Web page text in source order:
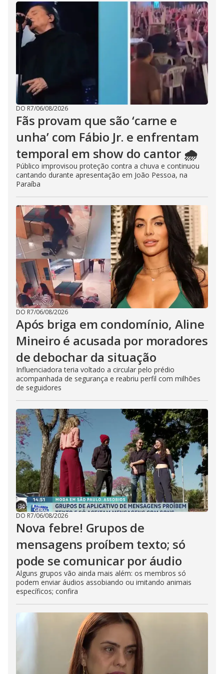
DO R7/06/08/2026
Fãs provam que são ‘carne e
unha’ com Fábio Jr. e enfrentam
temporal em show do cantor 🌧️
Público improvisou proteção contra a chuva e continuou
cantando durante apresentação em João Pessoa, na
Paraíba
DO R7/06/08/2026
Após briga em condomínio, Aline
Mineiro é acusada por moradores
de debochar da situação
Influenciadora teria voltado a circular pelo prédio
acompanhada de segurança e reabriu perfil com milhões
de seguidores
DO R7/06/08/2026
Nova febre! Grupos de
mensagens proíbem texto; só
pode se comunicar por áudio
Alguns grupos vão ainda mais além: os membros só
podem enviar áudios assobiando ou imitando animais
específicos; confira